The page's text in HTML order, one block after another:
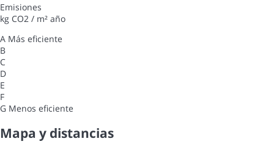
Emisiones
kg CO2 / m² año
A Más eficiente
B
C
D
E
F
G Menos eficiente
Mapa y distancias